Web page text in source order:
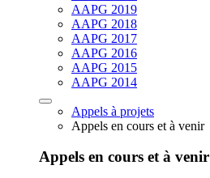
AAPG 2019
AAPG 2018
AAPG 2017
AAPG 2016
AAPG 2015
AAPG 2014
Appels à projets
Appels en cours et à venir
Appels en cours et à venir